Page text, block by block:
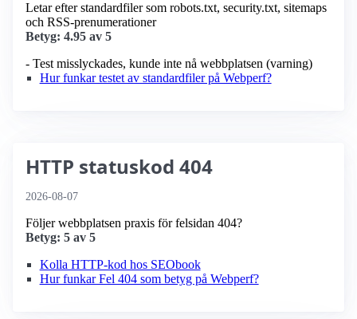
Letar efter standardfiler som robots.txt, security.txt, sitemaps
och RSS-prenumerationer
Betyg: 4.95 av 5
- Test misslyckades, kunde inte nå webbplatsen (varning)
Hur funkar testet av standardfiler på Webperf?
HTTP statuskod 404
2026-08-07
Följer webbplatsen praxis för felsidan 404?
Betyg: 5 av 5
Kolla HTTP-kod hos SEObook
Hur funkar Fel 404 som betyg på Webperf?